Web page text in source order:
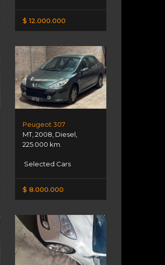
$ 12.000.000
Peugeot 307
MT,2008 Diesel
225.000 km.
Selected Cars
$ 8.000.000